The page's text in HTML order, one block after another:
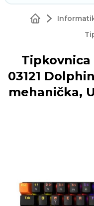
Tipkovnica
03121
mehanička,